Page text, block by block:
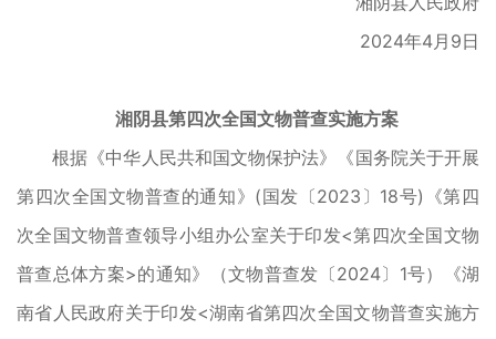
2024年4月9日
湘阴县第四次全国文物普查实施方案
根据《中华人民共和国文物保护法》《国务院关于开展
第四次全国文物普查的通知》(国发〔2023〕18号)《第四
次全国文物普查领导小组办公室关于印发<第四次全国文物
普查总体方案>的通知》（文物普查发〔2024〕1号）《湖
南省人民政府关于印发<湖南省第四次全国文物普查实施方